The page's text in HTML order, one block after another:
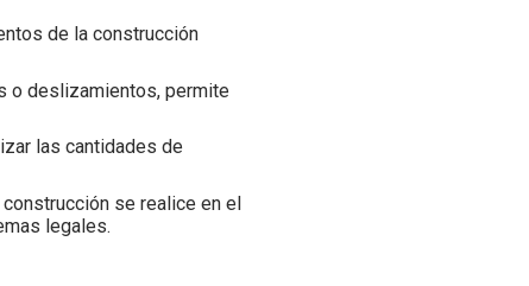
de la construcción
o deslizamientos, permite
las cantidades de
se realice en el
legales.